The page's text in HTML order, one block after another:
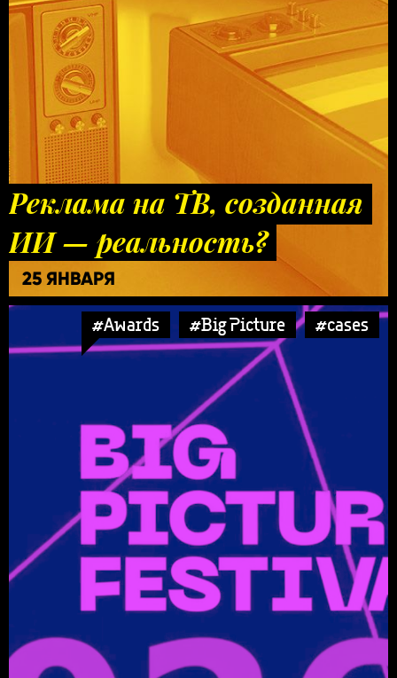
Реклама на ТВ, созданная
ИИ — реальность?
25 ЯНВАРЯ
#Awards #Big Picture #cases